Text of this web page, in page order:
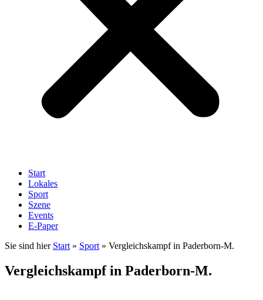
Start
Lokales
Sport
Szene
Events
E-Paper
Sie sind hier Start » Sport » Vergleichskampf in Paderborn-M.
Vergleichskampf in Paderborn-M.